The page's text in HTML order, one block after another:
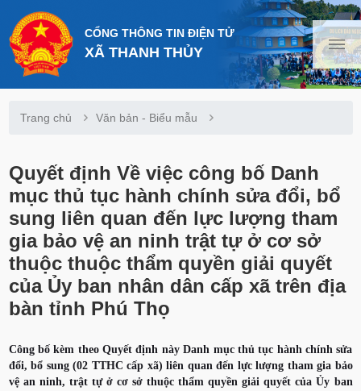
CỔNG THÔNG TIN ĐIỆN TỬ
XÃ THANH THỦY
Trang chủ Văn bản - Biểu mẫu
Quyết định Về việc công bố Danh
mục thủ tục hành chính sửa đổi, bổ
sung liên quan đến lực lượng tham
gia bảo vệ an ninh trật tự ở cơ sở
thuộc thuộc thẩm quyền giải quyết
của Ủy ban nhân dân cấp xã trên địa
bàn tỉnh Phú Thọ
Công bố kèm theo Quyết định này Danh mục thủ tục hành chính sửa
đổi, bổ sung (02 TTHC cấp xã) liên quan đến lực lượng tham gia bảo
vệ an ninh, trật tự ở cơ sở thuộc thẩm quyền giải quyết của Ủy ban